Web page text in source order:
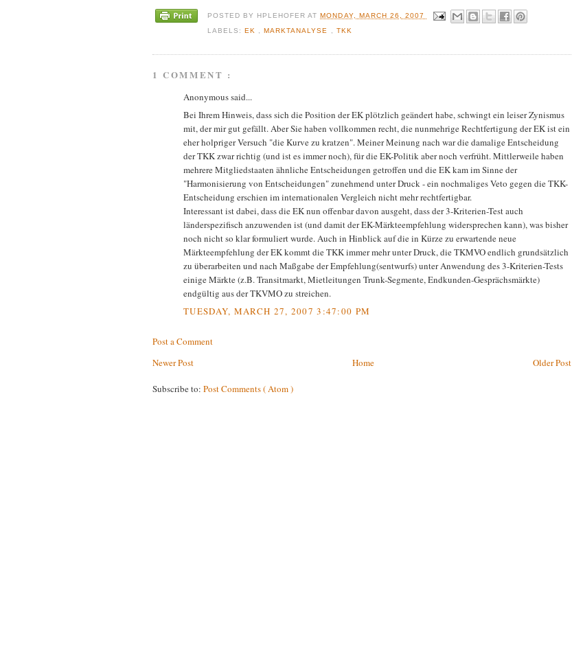
POSTED BY HPLEHOFERATMONDAY, MARCH 26, 2007
LABELS:EK ,MARKTANALYSE TKK
1 COMMENT :
Anonymous said...
Bei Ihrem Hinweis, dass sich die Position der EK plötzlich geändert habe, schwingt ein leiser Zynismus
mit, der mir gut gefällt. Aber Sie haben vollkommen recht, die nunmehrige Rechtfertigung der EK ist ein
eher holpriger Versuch "die Kurve zu kratzen". Meiner Meinung nach war die damalige Entscheidung
der TKK zwar richtig (und ist es immer noch), für die EK-Politik aber noch verfrüht. Mittlerweile haben
mehrere Mitgliedstaaten ähnliche Entscheidungen getroffen und die EK kam im Sinne der
"Harmonisierung von Entscheidungen" zunehmend unter Druck - ein nochmaliges Veto gegen die TKK-
Entscheidung erschien im internationalen Vergleich nicht mehr rechtfertigbar.
Interessant ist dabei, dass die EK nun offenbar davon ausgeht, dass der 3-Kriterien-Test auch
länderspezifisch anzuwenden ist (und damit der EK-Märkteempfehlung widersprechen kann), was bisher
noch nicht so klar formuliert wurde. Auch in Hinblick auf die in Kürze zu erwartende neue
Märkteempfehlung der EK kommt die TKK immer mehr unter Druck, die TKMVO endlich grundsätzlich
zu überarbeiten und nach Maßgabe der Empfehlung(sentwurfs) unter Anwendung des 3-Kriterien-Tests
einige Märkte (z.B. Transitmarkt, Mietleitungen Trunk-Segmente, Endkunden-Gesprächsmärkte)
endgültig aus der TKVMO zu streichen.
TUESDAY, MARCH 27, 2007 3:47:00 PM
Post a Comment
Newer Post
Older Post
Home
Subscribe to: Post Comments ( Atom )